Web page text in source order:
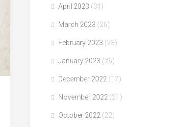
April 2023 (34)
March 2023 (26)
February 2023 (23)
January 2023 (26)
December 2022 (17)
November 2022 (21)
October 2022 (22)